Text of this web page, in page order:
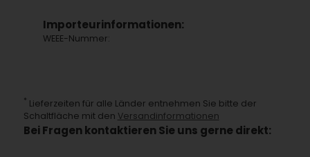
Importeurinformationen:
WEEE-Nummer:
* Lieferzeiten für alle Länder entnehmen Sie bitte der
Schaltfläche mit den Versandinformationen
Bei Fragen kontaktieren Sie uns gerne direkt: